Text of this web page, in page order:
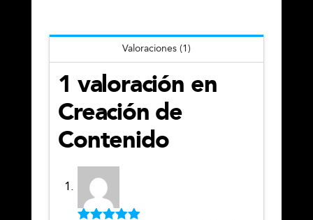
Valoraciones (1)
1 valoración en
Creación de
Contenido